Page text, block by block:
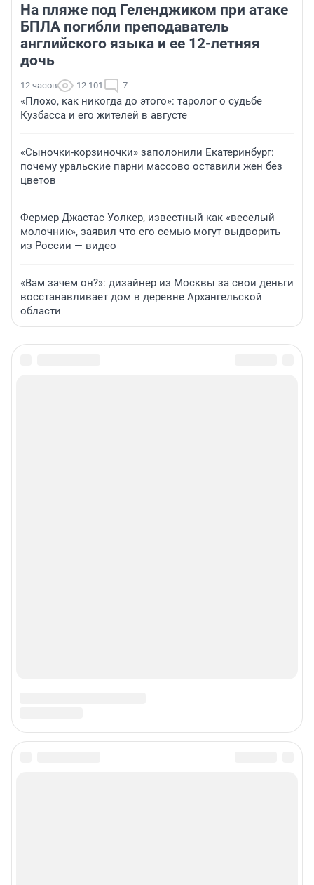
На пляже под Геленджиком при атаке
БПЛА погибли преподаватель
английского языка и ее 12-летняя
дочь
12 часов 12 101 7
«Плохо, как никогда до этого»: таролог о судьбе
Кузбасса и его жителей в августе
«Сыночки-корзиночки» заполонили Екатеринбург:
почему уральские парни массово оставили жен без
цветов
Фермер Джастас Уолкер, известный как «веселый
молочник», заявил что его семью могут выдворить
из России — видео
«Вам зачем он?»: дизайнер из Москвы за свои деньги
восстанавливает дом в деревне Архангельской
области